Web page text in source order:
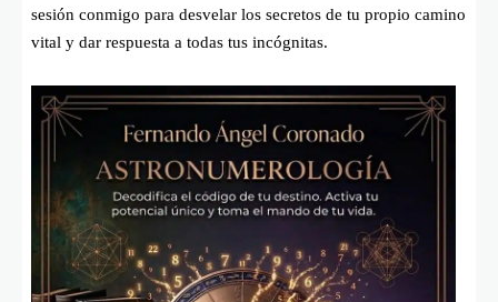
sesión conmigo para desvelar los secretos de tu propio camino
vital y dar respuesta a todas tus incógnitas.